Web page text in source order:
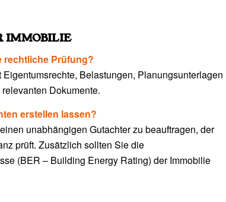
IMMOBILIE
rechtliche Prüfung?
Eigentumsrechte, Belastungen, Planungsunterlagen
Dokumente.
erstellen lassen?
unabhängigen Gutachter zu beauftragen, der
prüft. Zusätzlich sollten Sie die
(BER – Building Energy Rating) der Immobilie